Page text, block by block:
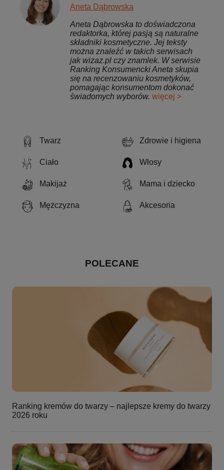
Twarz Zdrowie i higiena
Ciało Włosy
Makijaż Mama i dziecko
Mężczyzna Akcesoria
POLECANE
Ranking kremów do twarzy – najlepsze kremy do twarzy
2026 roku
Aneta Dąbrowska
Aneta Dąbrowska to doświadczona
redaktorka, której pasją są naturalne
składniki kosmetyczne. Jej teksty
można znaleźć w takich serwisach
jak wizaz.pl czy znamlek. W serwisie
Ranking Konsumencki Aneta skupia
się na recenzowaniu kosmetyków,
pomagając konsumentom dokonać
świadomych wyborów. więcej >